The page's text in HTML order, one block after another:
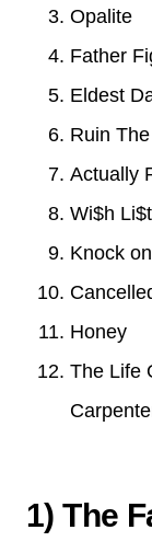
Opalite
Father
Eldest
Ruin
Actually
Wi$h Li$t
Knock
Honey
The Life
1) The